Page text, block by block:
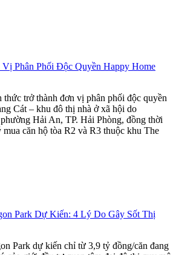
Phân Phối Độc Quyền Happy Home
trở thành đơn vị phân phối độc quyền
Cát – khu đô thị nhà ở xã hội do
Hải An, TP. Hải Phòng, đồng thời
mua căn hộ tòa R2 và R3 thuộc khu The
Park Dự Kiến: 4 Lý Do Gây Sốt Thị
Park dự kiến chỉ từ 3,9 tỷ đồng/căn đang